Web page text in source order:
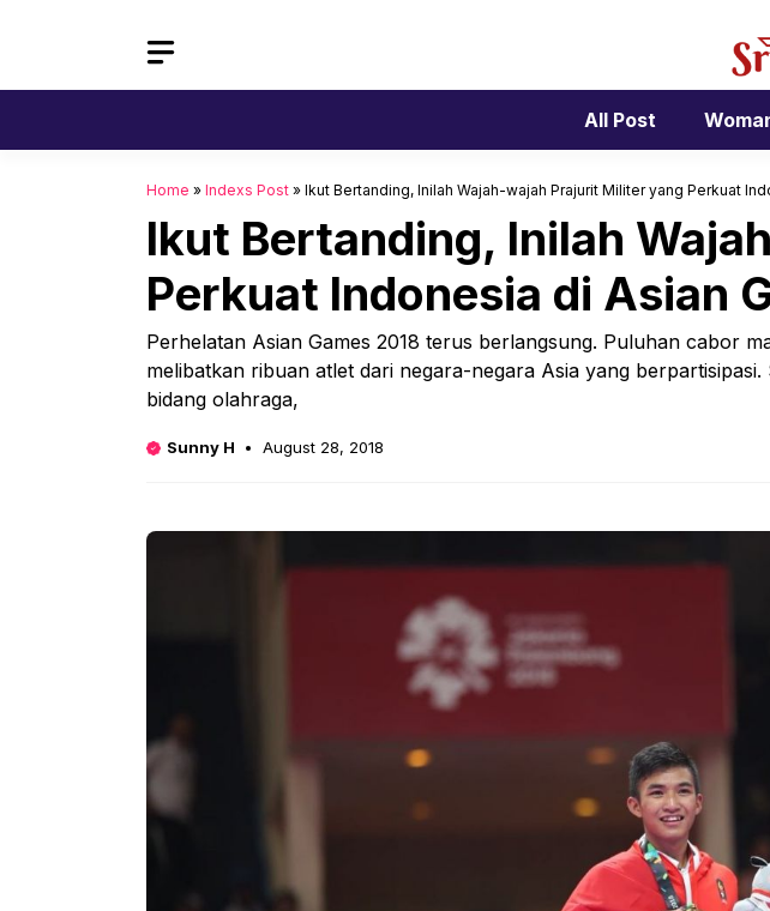
All Post
Home » Indexs Post » Ikut Bertanding, Inilah Wajah-wajah Prajurit Militer yang Perkuat
Ikut Bertanding, Inilah
Perkuat Indonesia di Asian
Perhelatan Asian Games 2018 terus berlangsung. Puluhan cabor
melibatkan ribuan atlet dari negara-negara Asia yang berpartisipasi.
bidang olahraga,
Sunny H August 28, 2018